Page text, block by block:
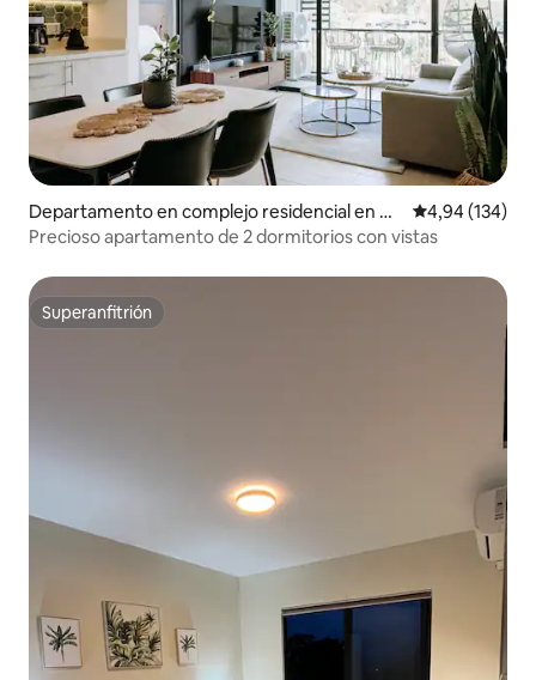
Departamento en complejo residencial en An
tiguo Cuscatlán
Calificación
4,94 (134)
Precioso apartamento de 2 dormitorios con vistas
Superanfitrión
Superanfitrión